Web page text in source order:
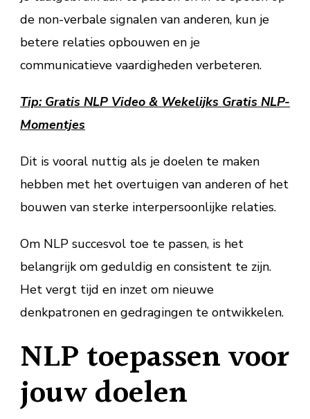
de non-verbale signalen van anderen, kun je
betere relaties opbouwen en je
communicatieve vaardigheden verbeteren.
Tip: Gratis NLP Video & Wekelijks Gratis NLP-
Momentjes
Dit is vooral nuttig als je doelen te maken
hebben met het overtuigen van anderen of het
bouwen van sterke interpersoonlijke relaties.
Om NLP succesvol toe te passen, is het
belangrijk om geduldig en consistent te zijn.
Het vergt tijd en inzet om nieuwe
denkpatronen en gedragingen te ontwikkelen.
NLP toepassen voor
jouw doelen